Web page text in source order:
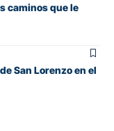
caminos que le
San Lorenzo en el